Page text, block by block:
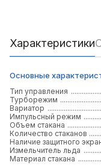
Характеристики
Основные
Тип управления
Турборежим
Вариатор
Импульсный режим
Объем стакана
Количество стаканов
Наличие защитного
Измельчитель льда
Материал стакана